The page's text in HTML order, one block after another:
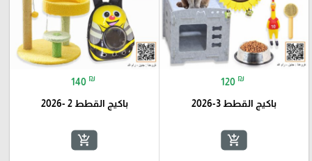
120 ₪
باكيج القطط 3-2026
add_shopping_cart
140 ₪
باكيج القطط 2 -2026
add_shopping_cart